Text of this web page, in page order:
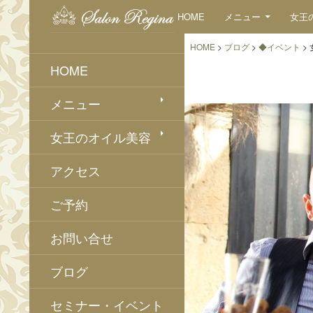
HOME メニュー 女王
HOME > ブログ > ◆イベント >
HOME
メニュー
女王のオイル美容
アクセス
ご予約
お問い合せ
ブログ
セミナー・イベント